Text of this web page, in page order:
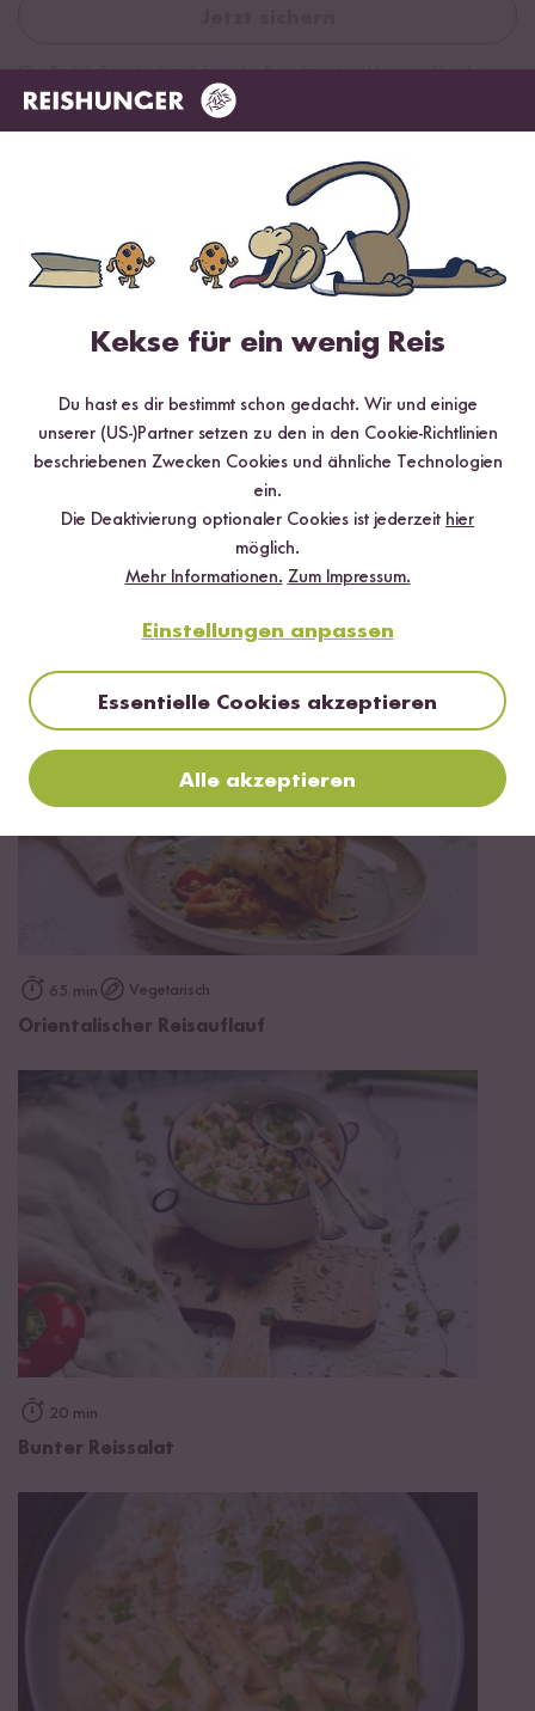
*Das Digitale Rezeptbuch wird dir nach vollständiger Anmeldung zum Newsletter
per E-Mail zugeschickt.
Mehr Rezepte mit Basmati Reis Pusa
Tahdig á la Eggs Benedict mit Cashew
65 min Vegetarisch
Orientalischer Reisauflauf
20 min
Bunter Reissalat
Kekse für ein wenig Reis
Du hast es dir bestimmt schon gedacht. Wir und einige
unserer (US-)Partner setzen zu den in den Cookie-Richtlinien
beschriebenen Zwecken Cookies und ähnliche Technologien
ein.
Die Deaktivierung optionaler Cookies ist jederzeit hier
möglich.
Mehr Informationen. Zum Impressum.
Einstellungen anpassen
Essentielle Cookies akzeptieren
Alle akzeptieren